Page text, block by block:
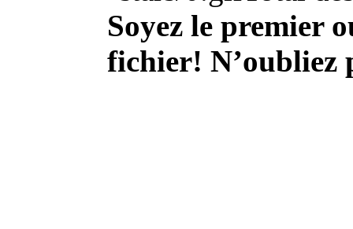
Soyez le premier
fichier! N’oubliez